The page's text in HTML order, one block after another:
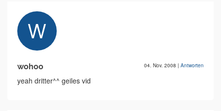
wohoo 04. Nov. 2008 | Antworten
yeah dritter^^ geiles vid